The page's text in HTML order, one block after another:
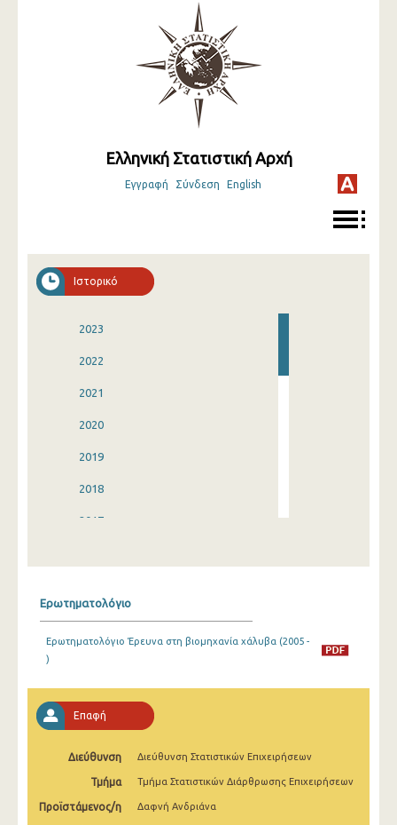
Ελληνική Στατιστική Αρχή
Εγγραφή Σύνδεση English
Ιστορικό
2023
2022
2021
2020
2019
2018
2017
2013
2011
2009
2008
Ερωτηματολόγιο
Ερωτηματολόγιο Έρευνα στη βιομηχανία χάλυβα (2005 -
)
Επαφή
Διεύθυνση Διεύθυνση Στατιστικών Επιχειρήσεων
Τμήμα Τμήμα Στατιστικών Διάρθρωσης Επιχειρήσεων
Προϊστάμενος/η Δαφνή Ανδριάνα